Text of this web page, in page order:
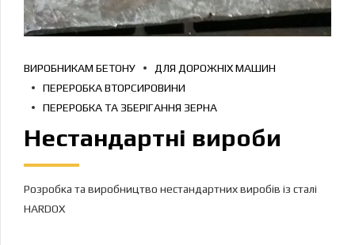
ВИРОБНИКАМ БЕТОНУ
ДЛЯ ДОРОЖНІХ МАШИН
ПЕРЕРОБКА ВТОРСИРОВИНИ
ПЕРЕРОБКА ТА ЗБЕРІГАННЯ ЗЕРНА
Нестандартні вироби
Розробка та виробництво нестандартних виробів із сталі
HARDOX